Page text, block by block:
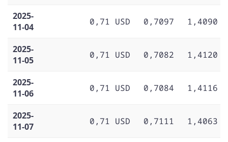
2025-
11-04
0,71 USD 0,7097 1,4090
2025-
11-05
0,71 USD 0,7082 1,4120
2025-
11-06
0,71 USD 0,7084 1,4116
2025-
11-07
0,71 USD 0,7111 1,4063